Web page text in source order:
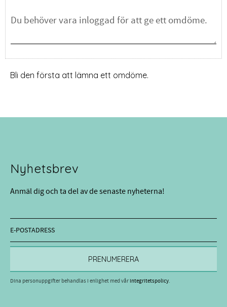
Bli den första att lämna ett omdöme.
Nyhetsbrev
Anmäl dig och ta del av de senaste nyheterna!
PRENUMERERA
Dina personuppgifter behandlas i enlighet med vårintegritetspolicy.